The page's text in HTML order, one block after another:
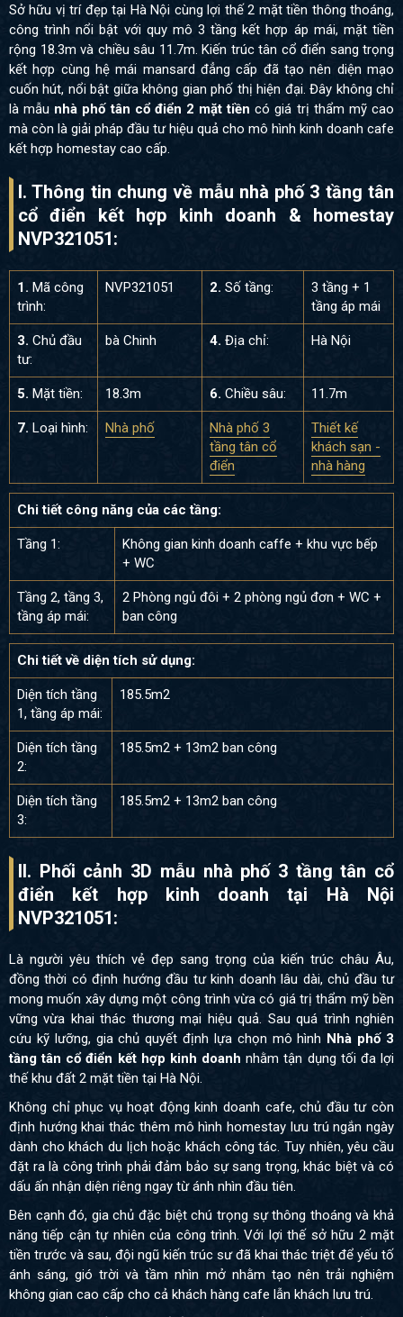
Sở hữu vị trí đẹp tại Hà Nội cùng lợi thế 2 mặt tiền thông thoáng,
công trình nổi bật với quy mô 3 tầng kết hợp áp mái, mặt tiền
rộng 18.3m và chiều sâu 11.7m. Kiến trúc tân cổ điển sang trọng
kết hợp cùng hệ mái mansard đẳng cấp đã tạo nên diện mạo
cuốn hút, nổi bật giữa không gian phố thị hiện đại. Đây không chỉ
là mẫu nhà phố tân cổ điển 2 mặt tiền có giá trị thẩm mỹ cao
mà còn là giải pháp đầu tư hiệu quả cho mô hình kinh doanh cafe
kết hợp homestay cao cấp.
I. Thông tin chung về mẫu nhà phố 3 tầng tân
cổ điển kết hợp kinh doanh & homestay
NVP321051:
1. Mã công
trình:
NVP321051 2. Số tầng:
3 tầng + 1
tầng áp mái
3. Chủ đầu
tư:
bà Chinh 4. Địa chỉ: Hà Nội
5. Mặt tiền: 18.3m 6. Chiều sâu: 11.7m
7. Loại hình: Nhà phố
Nhà phố 3
tầng tân cổ
điển
Thiết kế
khách sạn -
nhà hàng
Chi tiết công năng của các tầng:
Tầng 1:
Không gian kinh doanh caffe + khu vực bếp
+ WC
Tầng 2, tầng 3,
tầng áp mái:
2 Phòng ngủ đôi + 2 phòng ngủ đơn + WC +
ban công
Chi tiết về diện tích sử dụng:
Diện tích tầng
1, tầng áp mái:
185.5m2
Diện tích tầng
2:
185.5m2 + 13m2 ban công
Diện tích tầng
3:
185.5m2 + 13m2 ban công
II. Phối cảnh 3D mẫu nhà phố 3 tầng tân cổ
điển kết hợp kinh doanh tại Hà Nội
NVP321051:
Là người yêu thích vẻ đẹp sang trọng của kiến trúc châu Âu,
đồng thời có định hướng đầu tư kinh doanh lâu dài, chủ đầu tư
mong muốn xây dựng một công trình vừa có giá trị thẩm mỹ bền
vững vừa khai thác thương mại hiệu quả. Sau quá trình nghiên
cứu kỹ lưỡng, gia chủ quyết định lựa chọn mô hình Nhà phố 3
tầng tân cổ điển kết hợp kinh doanh nhằm tận dụng tối đa lợi
thế khu đất 2 mặt tiền tại Hà Nội.
Không chỉ phục vụ hoạt động kinh doanh cafe, chủ đầu tư còn
định hướng khai thác thêm mô hình homestay lưu trú ngắn ngày
dành cho khách du lịch hoặc khách công tác. Tuy nhiên, yêu cầu
đặt ra là công trình phải đảm bảo sự sang trọng, khác biệt và có
dấu ấn nhận diện riêng ngay từ ánh nhìn đầu tiên.
Bên cạnh đó, gia chủ đặc biệt chú trọng sự thông thoáng và khả
năng tiếp cận tự nhiên của công trình. Với lợi thế sở hữu 2 mặt
tiền trước và sau, đội ngũ kiến trúc sư đã khai thác triệt để yếu tố
ánh sáng, gió trời và tầm nhìn mở nhằm tạo nên trải nghiệm
không gian cao cấp cho cả khách hàng cafe lẫn khách lưu trú.